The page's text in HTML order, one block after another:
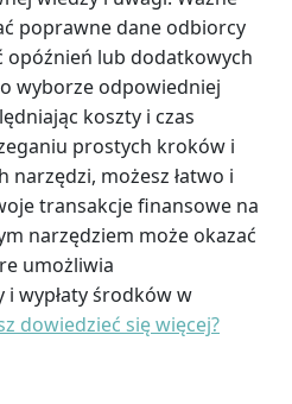
poprawne dane odbiorcy
opóźnień lub dodatkowych
wyborze odpowiedniej
koszty i czas
prostych kroków i
narzędzi, możesz łatwo i
transakcje finansowe na
narzędziem może okazać
umożliwia
i wypłaty środków w
dowiedzieć się więcej?